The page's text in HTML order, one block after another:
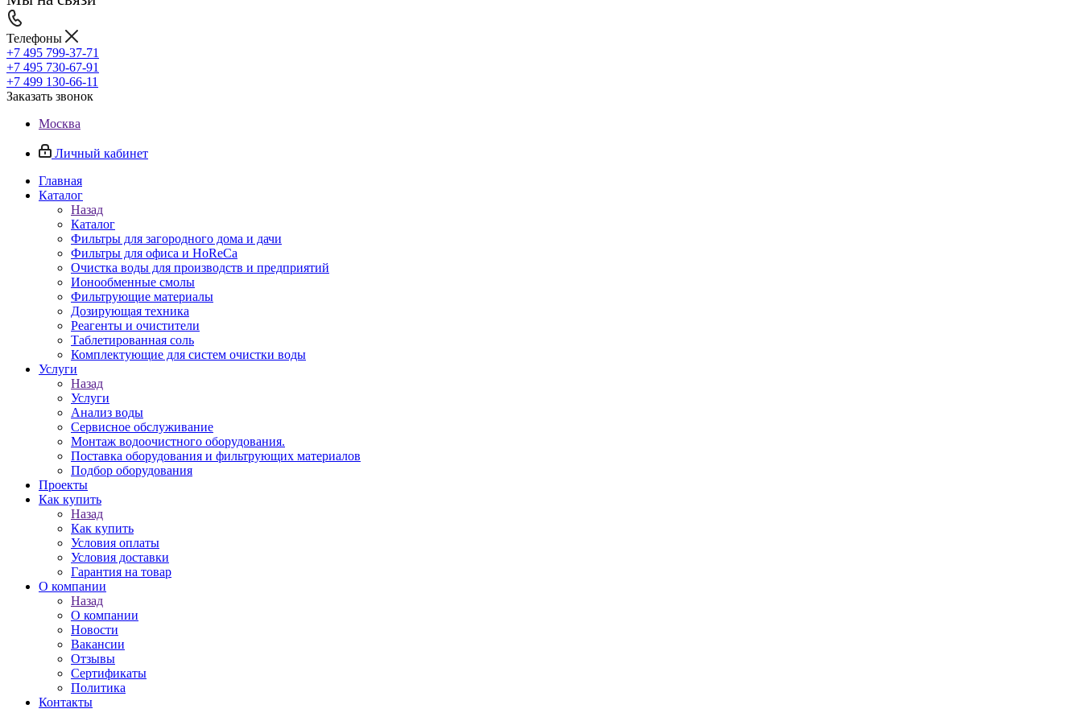
Телефоны
+7 495 799-37-71
+7 495 730-67-91
+7 499 130-66-11
Заказать звонок
Москва
Личный кабинет
Главная
Каталог
Назад
Каталог
Фильтры для загородного дома и дачи
Фильтры для офиса и HoReCa
Очистка воды для производств и предприятий
Ионообменные смолы
Фильтрующие материалы
Дозирующая техника
Реагенты и очистители
Таблетированная соль
Комплектующие для систем очистки воды
Услуги
Назад
Услуги
Анализ воды
Сервисное обслуживание
Монтаж водоочистного оборудования.
Поставка оборудования и фильтрующих материалов
Подбор оборудования
Проекты
Как купить
Назад
Как купить
Условия оплаты
Условия доставки
Гарантия на товар
О компании
Назад
О компании
Новости
Вакансии
Отзывы
Сертификаты
Политика
Контакты